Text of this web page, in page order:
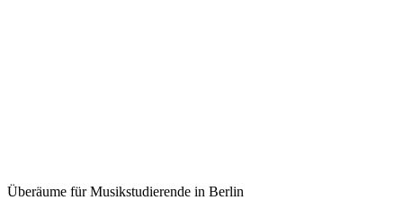
Überäume für Musikstudierende in Berlin